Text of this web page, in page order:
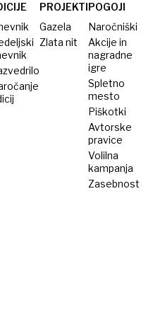
razkošni
talent
PROJEKTI
Gazela
Zlata nit
POGOJI
Naročniški
Akcije in
nagradne
igre
Spletno
mesto
Piškotki
Avtorske
pravice
Volilna
kampanja
Zasebnost